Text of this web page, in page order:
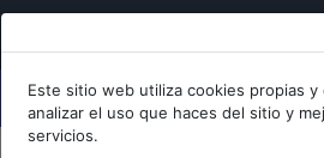
Este sitio web utiliza cookies propias
analizar el uso que haces del sitio y
servicios.